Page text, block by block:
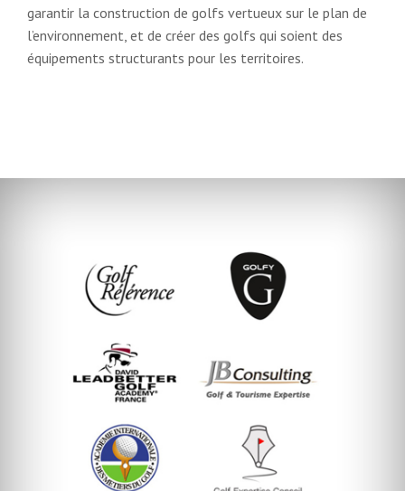
garantir la construction de golfs vertueux sur le plan de
l’environnement, et de créer des golfs qui soient des
équipements structurants pour les territoires.